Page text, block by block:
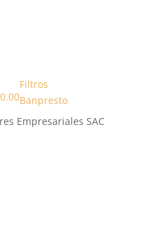
Filtros
Banpresto
Empresariales SAC